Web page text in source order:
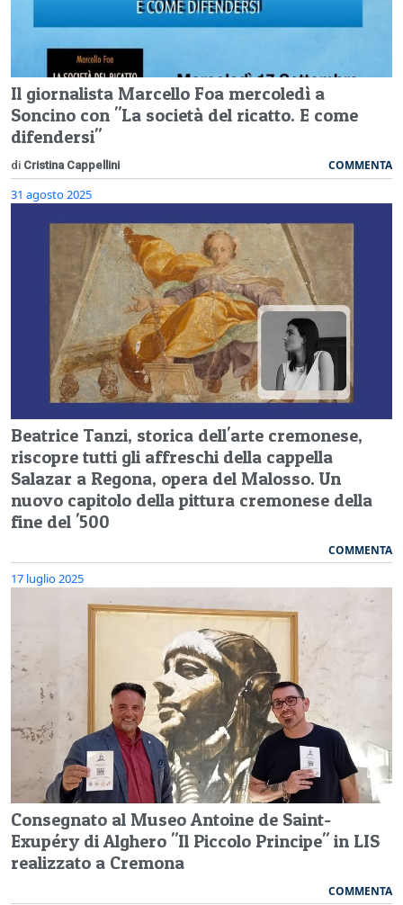
Il giornalista Marcello Foa mercoledì a
Soncino con "La società del ricatto. E come
difendersi"
di Cristina Cappellini COMMENTA
31 agosto 2025
Beatrice Tanzi, storica dell'arte cremonese,
riscopre tutti gli affreschi della cappella
Salazar a Regona, opera del Malosso. Un
nuovo capitolo della pittura cremonese della
fine del '500
COMMENTA
17 luglio 2025
Consegnato al Museo Antoine de Saint-
Exupéry di Alghero "Il Piccolo Principe" in LIS
realizzato a Cremona
COMMENTA